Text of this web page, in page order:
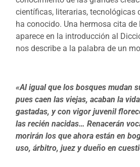
científicas, literarias, tecnológicas
ha conocido. Una hermosa cita de
aparece en la introducción al
nos describe a la palabra de un
«Al igual que los bosques mudan
pues caen las viejas, acaban la
gastadas, y con vigor juvenil
las recién nacidas… Renacerán
morirán los que ahora están en
uso, árbitro, juez y dueño en